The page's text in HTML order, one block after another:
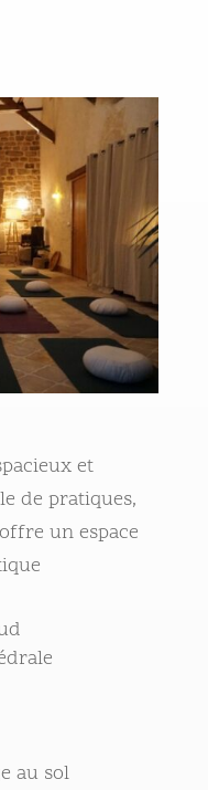
et
de pratiques,
un espace
au sol